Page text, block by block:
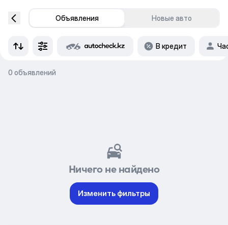
Объявления Новые авто
В кредит
0 объявлений
Ничего не найдено
Изменить фильтры